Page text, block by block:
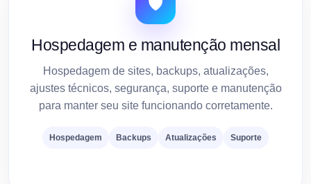
Hospedagem e manutenção mensal
Hospedagem de sites, backups, atualizações,
ajustes técnicos, segurança, suporte e manutenção
para manter seu site funcionando corretamente.
Hospedagem Backups Atualizações Suporte